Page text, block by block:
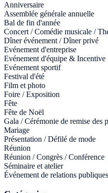
Anniversaire
Assemblée générale annuelle
Bal de fin d'année
Concert / Comédie musicale /
Dîner événement / Dîner privé
Evénement d'entreprise
Evénement d'équipe & Incentive
Evénement sportif
Festival d'été
Film et photo
Foire / Exposition
Fête
Fête de Noël
Gala / Cérémonie de remise des
Mariage
Présentation / Défilé de mode
Réunion
Réunion / Congrès / Conférence
Séminaire et atelier
Événement de relations